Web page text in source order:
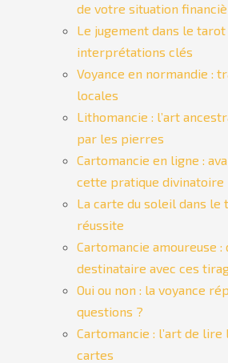
de votre situation
Le jugement dans le
interprétations clés
Voyance en normandie :
locales
Lithomancie : l’art
par les pierres
Cartomancie en ligne :
cette pratique divinatoire
La carte du soleil dans le
réussite
Cartomancie amoureuse
destinataire avec ces
Oui ou non : la voyance
questions ?
Cartomancie : l’art de lire
cartes